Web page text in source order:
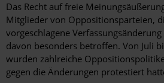
Das Recht auf freie
Mitglieder von Oppositionsparteien,
vorgeschlagene
davon besonders betroffen. Von Juli
wurden zahlreiche
gegen die Änderungen protestiert